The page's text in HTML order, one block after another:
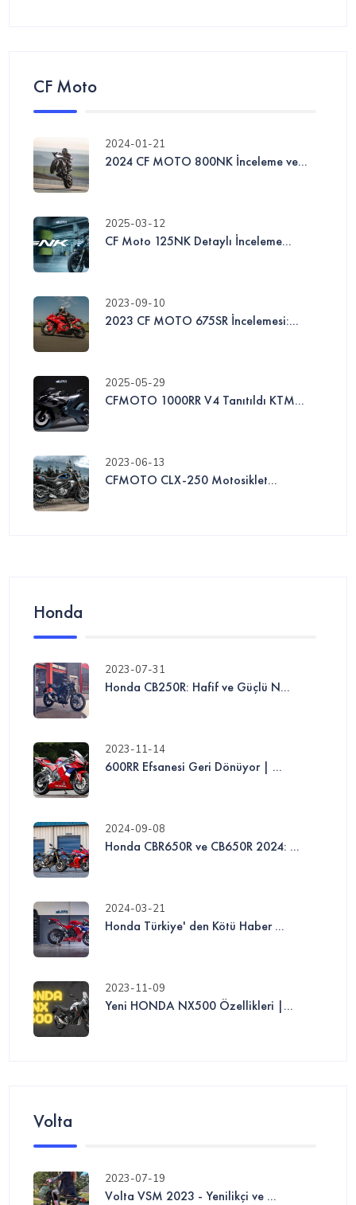
CF Moto
2024-01-21
2024 CF MOTO 800NK İnceleme ve...
2025-03-12
CF Moto 125NK Detaylı İnceleme...
2023-09-10
2023 CF MOTO 675SR İncelemesi:...
2025-05-29
CFMOTO 1000RR V4 Tanıtıldı KTM...
2023-06-13
CFMOTO CLX-250 Motosiklet...
Honda
2023-07-31
Honda CB250R: Hafif ve Güçlü N...
2023-11-14
600RR Efsanesi Geri Dönüyor | ...
2024-09-08
Honda CBR650R ve CB650R 2024: ...
2024-03-21
Honda Türkiye' den Kötü Haber ...
2023-11-09
Yeni HONDA NX500 Özellikleri |...
Volta
2023-07-19
Volta VSM 2023 - Yenilikçi ve ...